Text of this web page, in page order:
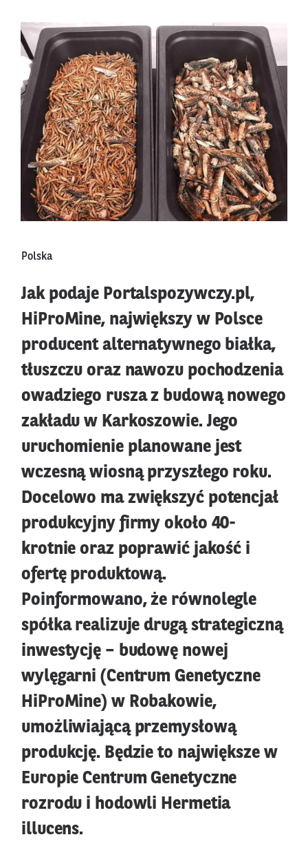
Polska
Jak podaje Portalspozywczy.pl,
HiProMine, największy w Polsce
producent alternatywnego białka,
tłuszczu oraz nawozu pochodzenia
owadziego rusza z budową nowego
zakładu w Karkoszowie. Jego
uruchomienie planowane jest
wczesną wiosną przyszłego roku.
Docelowo ma zwiększyć potencjał
produkcyjny firmy około 40-
krotnie oraz poprawić jakość i
ofertę produktową.
Poinformowano, że równolegle
spółka realizuje drugą strategiczną
inwestycję – budowę nowej
wylęgarni (Centrum Genetyczne
HiProMine) w Robakowie,
umożliwiającą przemysłową
produkcję. Będzie to największe w
Europie Centrum Genetyczne
rozrodu i hodowli Hermetia
illucens.